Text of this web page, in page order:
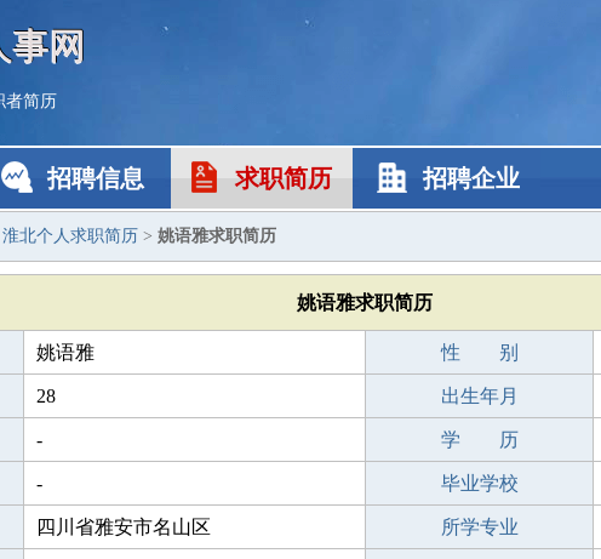
事网
者简历
招聘信息 求职简历 招聘企业
淮北个人求职简历 > 姚语雅求职简历
姚语雅求职简历
姚语雅 性 别
28 出生年月
- 学 历
- 毕业学校
四川省雅安市名山区 所学专业